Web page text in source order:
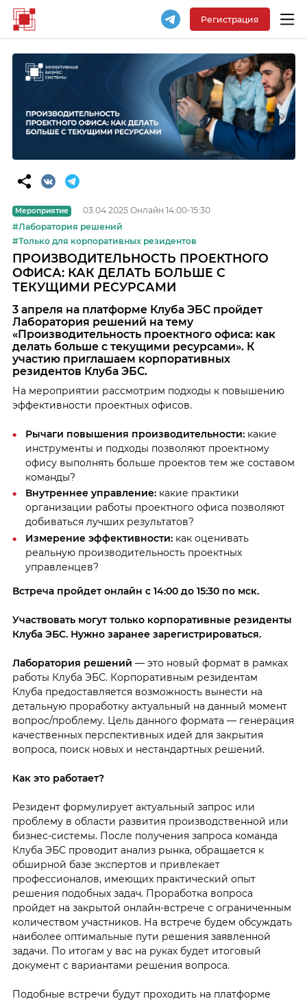
Регистрация
Мероприятие
03.04.2025 Онлайн 14:00-15:30
#Лаборатория решений
#Только для корпоративных резидентов
ПРОИЗВОДИТЕЛЬНОСТЬ ПРОЕКТНОГО
ОФИСА: КАК ДЕЛАТЬ БОЛЬШЕ С
ТЕКУЩИМИ РЕСУРСАМИ
3 апреля на платформе Клуба ЭБС пройдет
Лаборатория решений на тему
«Производительность проектного офиса: как
делать больше с текущими ресурсами». К
участию приглашаем корпоративных
резидентов Клуба ЭБС.
На мероприятии рассмотрим подходы к повышению
эффективности проектных офисов.
Рычаги повышения производительности: какие
инструменты и подходы позволяют проектному
офису выполнять больше проектов тем же составом
команды?
Внутреннее управление: какие практики
организации работы проектного офиса позволяют
добиваться лучших результатов?
Измерение эффективности:как оценивать
реальную производительность проектных
управленцев?
Встреча пройдет онлайн с 14:00 до 15:30 по мск.
Участвовать могут только корпоративные резиденты
Клуба ЭБС. Нужно заранее зарегистрироваться.
Лаборатория решений — это новый формат в рамках
работы Клуба ЭБС. Корпоративным резидентам
Клуба предоставляется возможность вынести на
детальную проработку актуальный на данный момент
вопрос/проблему. Цель данного формата — генерация
качественных перспективных идей для закрытия
вопроса, поиск новых и нестандартных решений.
Как это работает?
Резидент формулирует актуальный запрос или
проблему в области развития производственной или
бизнес-системы. После получения запроса команда
Клуба ЭБС проводит анализ рынка, обращается к
обширной базе экспертов и привлекает
профессионалов, имеющих практический опыт
решения подобных задач. Проработка вопроса
пройдет на закрытой онлайн-встрече с ограниченным
количеством участников. На встрече будем обсуждать
наиболее оптимальные пути решения заявленной
задачи. По итогам у вас на руках будет итоговый
документ с вариантами решения вопроса.
Подобные встречи будут проходить на платформе